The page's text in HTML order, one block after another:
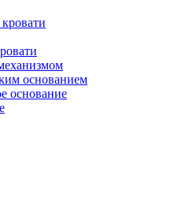
основанием
основание